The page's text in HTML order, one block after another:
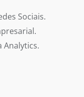
Sociais.
Analytics.